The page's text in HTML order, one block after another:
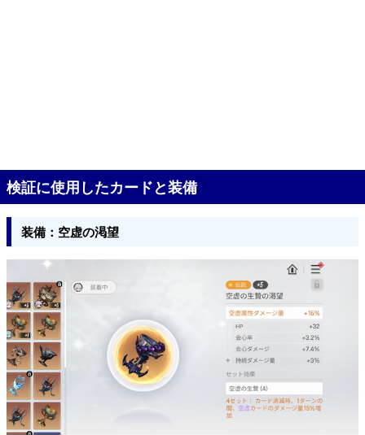
検証に使用したカードと装備
装備：空虚の渇望